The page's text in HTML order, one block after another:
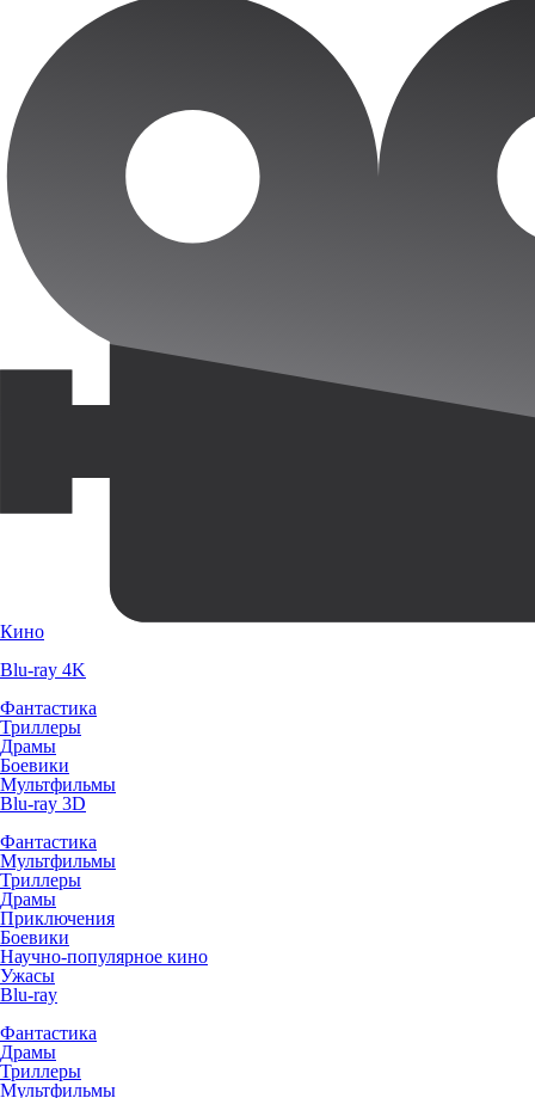
Кино
Blu-ray 4K
Фантастика
Триллеры
Драмы
Боевики
Мультфильмы
Blu-ray 3D
Фантастика
Мультфильмы
Триллеры
Драмы
Приключения
Боевики
Научно-популярное кино
Ужасы
Blu-ray
Фантастика
Драмы
Триллеры
Мультфильмы